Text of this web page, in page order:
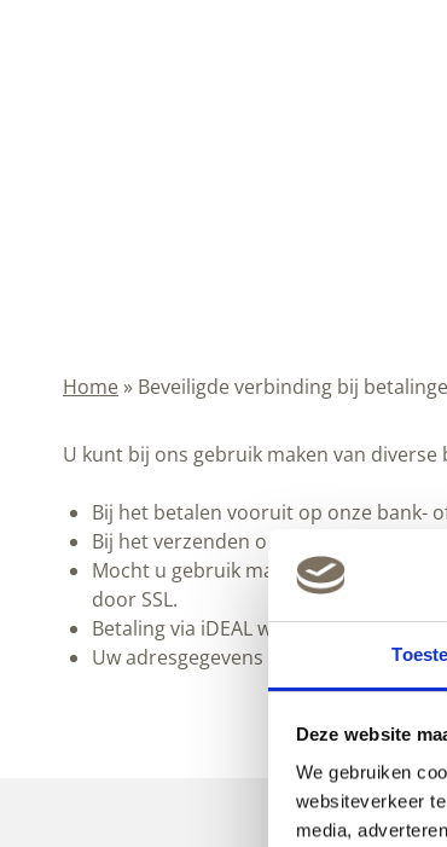
Deze website
We gebruiken
websiteverkeer
media,
Home» Beveiligde verbinding bij
U kunt bij ons gebruik maken van diverse
Bij het betalen vooruit op onze bank-
Bij het verzenden onder Rembours
Mocht u gebruik maken van Paypal
door SSL.
Betaling via iDEAL wordt afgewerkt
Uw adresgegevens worden